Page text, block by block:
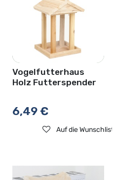
Vogelfutterhaus
Holz Futterspender
6,49€
Auf die Wunschliste